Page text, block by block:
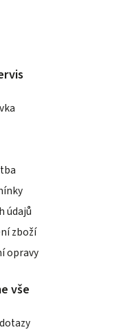
údajů
zboží
opravy
vše